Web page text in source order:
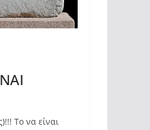
Το να είναι